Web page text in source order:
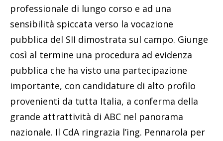
professionale di lungo corso e ad una
sensibilità spiccata verso la vocazione
pubblica del SII dimostrata sul campo. Giunge
così al termine una procedura ad evidenza
pubblica che ha visto una partecipazione
importante, con candidature di alto profilo
provenienti da tutta Italia, a conferma della
grande attrattività di ABC nel panorama
nazionale. Il CdA ringrazia l’ing. Pennarola per